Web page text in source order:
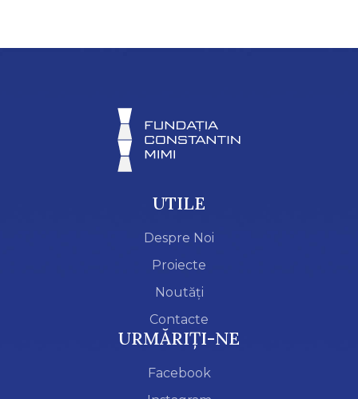
UTILE
Despre Noi
Proiecte
Noutăți
Contacte
URMĂRIȚI-NE
Facebook